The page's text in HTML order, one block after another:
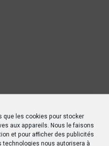
les cookies pour stocker
aux appareils. Nous le faisons
et pour afficher des publicités
technologies nous autorisera à